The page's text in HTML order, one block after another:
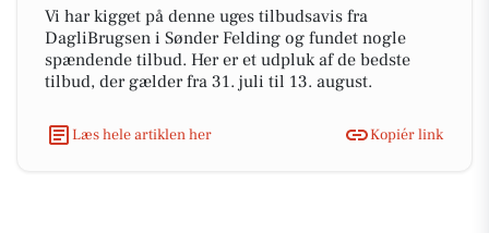
Vi har kigget på denne uges tilbudsavis fra
DagliBrugsen i Sønder Felding og fundet nogle
spændende tilbud. Her er et udpluk af de bedste
tilbud, der gælder fra 31. juli til 13. august.
Læs hele artiklen her Kopiér link